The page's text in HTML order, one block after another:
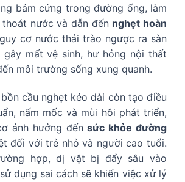
bám cứng trong đường ống, làm
nước và dẫn đến nghẹt hoàn
cơ nước thải trào ngược ra sàn
gây mất vệ sinh, hư hỏng nội thất
môi trường sống xung quanh.
cầu nghẹt kéo dài còn tạo điều
nấm mốc và mùi hôi phát triển,
ảnh hưởng đếnsức khỏe đường
đối với trẻ nhỏ và người cao tuổi.
hợp, dị vật bị đẩy sâu vào
dụng sai cách sẽ khiến việc xử lý